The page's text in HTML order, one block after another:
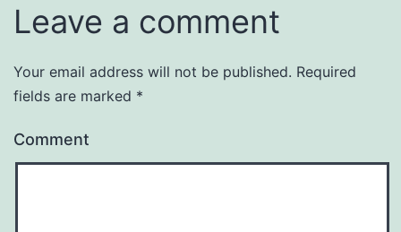
Leave a comment
Your email address will not be published. Required
fields are marked *
Comment